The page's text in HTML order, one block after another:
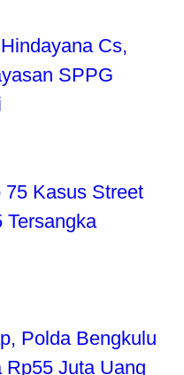
Cs,
SPPG
Kasus Street
Tersangka
Polda Bengkulu
Rp55 Juta Uang